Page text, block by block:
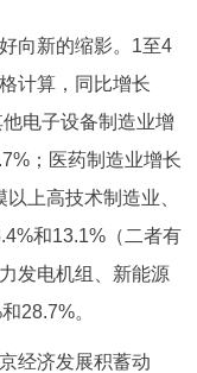
我要建议
图说互动
人文北京
向新的缩影。1至4
计算，同比增长
电子设备制造业增
；医药制造业增长
上高技术制造业、
和13.1%（二者有
发电机组、新能源
28.7%。
经济发展积蓄动